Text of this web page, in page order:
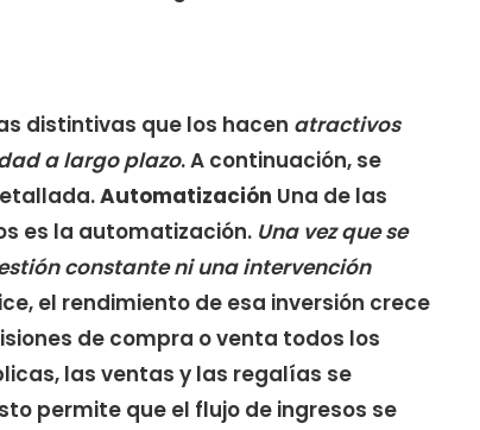
distintivas que los hacen atractivos
a largo plazo. A continuación, se
Automatización Una de las
es la automatización. Una vez que se
constante ni una intervención
el rendimiento de esa inversión crece
de compra o venta todos los
las ventas y las regalías se
permite que el flujo de ingresos se